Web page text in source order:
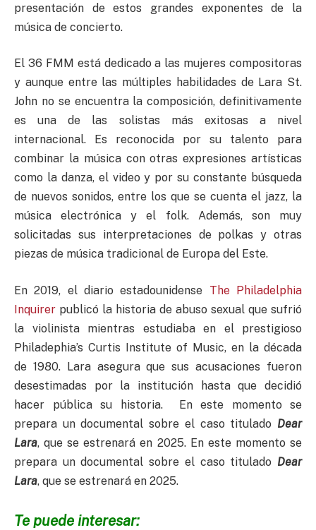
presentación de estos grandes exponentes de la
música de concierto.
El 36 FMM está dedicado a las mujeres compositoras
y aunque entre las múltiples habilidades de Lara St.
John no se encuentra la composición, definitivamente
es una de las solistas más exitosas a nivel
internacional. Es reconocida por su talento para
combinar la música con otras expresiones artísticas
como la danza, el video y por su constante búsqueda
de nuevos sonidos, entre los que se cuenta el jazz, la
música electrónica y el folk. Además, son muy
solicitadas sus interpretaciones de polkas y otras
piezas de música tradicional de Europa del Este.
En 2019, el diario estadounidense The Philadelphia
Inquirer publicó la historia de abuso sexual que sufrió
la violinista mientras estudiaba en el prestigioso
Philadephia’s Curtis Institute of Music, en la década
de 1980. Lara asegura que sus acusaciones fueron
desestimadas por la institución hasta que decidió
hacer pública su historia. En este momento se
prepara un documental sobre el caso titulado Dear
Lara, que se estrenará en 2025. En este momento se
prepara un documental sobre el caso titulado Dear
Lara, que se estrenará en 2025.
Te puede interesar: